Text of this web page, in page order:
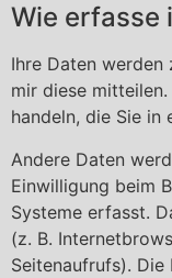
Wie erfasse
Ihre Daten werden
mir diese
handeln, die Sie in
Andere Daten
Einwilligung beim
Systeme erfasst.
(z. B.
Seitenaufrufs).